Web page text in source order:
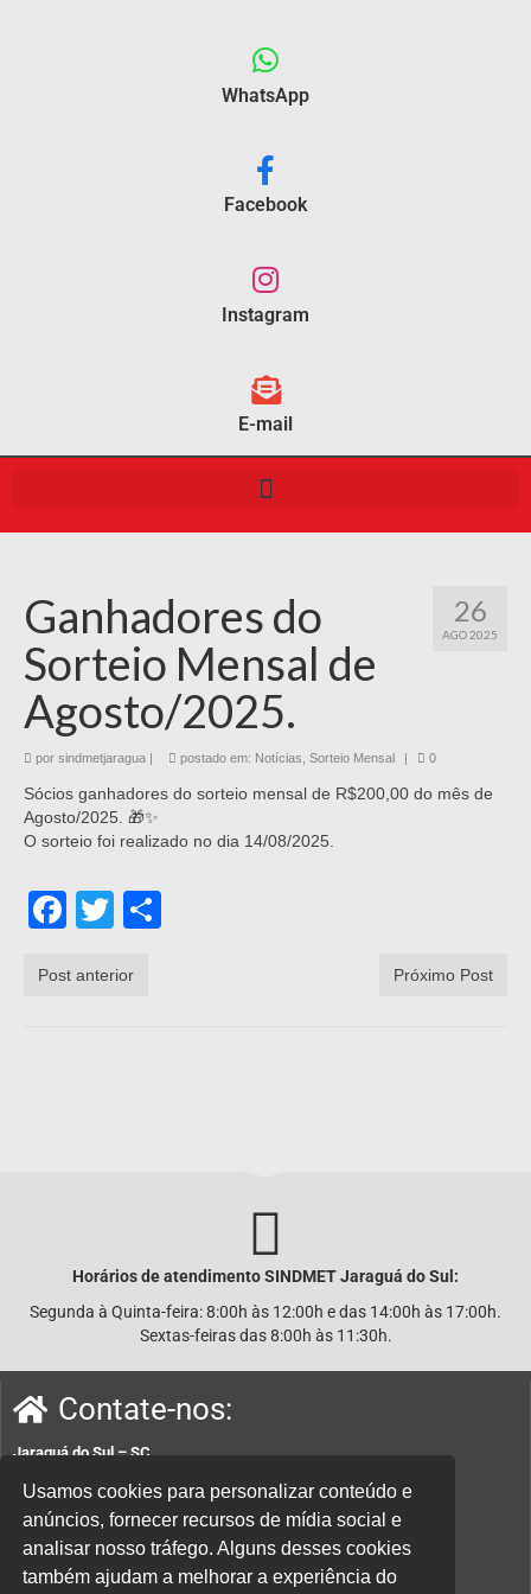
WhatsApp
Facebook
Instagram
E-mail
26
AGO 2025
Ganhadores do
Sorteio Mensal de
Agosto/2025.
por sindmetjaragua postado em: Notícias Sorteio Mensal 0
Sócios ganhadores do sorteio mensal de R$200,00 do mês de
Agosto/2025. 🎁✨
O sorteio foi realizado no dia 14/08/2025.
Facebook
Twitter
Post anterior Próximo Post
Horários de atendimento SINDMETJaraguá do Sul:
Segunda à Quinta-feira: 8:00h às 12:00h e das 14:00h às 17:00h.
Sextas-feiras das 8:00h às 11:30h.
Contate-nos:
Jaraguá do Sul – SC
Rua João Planincheck, 157, Nova Brasília – CEP 89252-220.
E-mail:sindicatom@metalurgicosjaragua.com.br
Fone: (47) 3371-2100
Usamos cookies para personalizar conteúdo e
anúncios, fornecer recursos de mídia social e
analisar nosso tráfego. Alguns desses cookies
também ajudam a melhorar a experiência do